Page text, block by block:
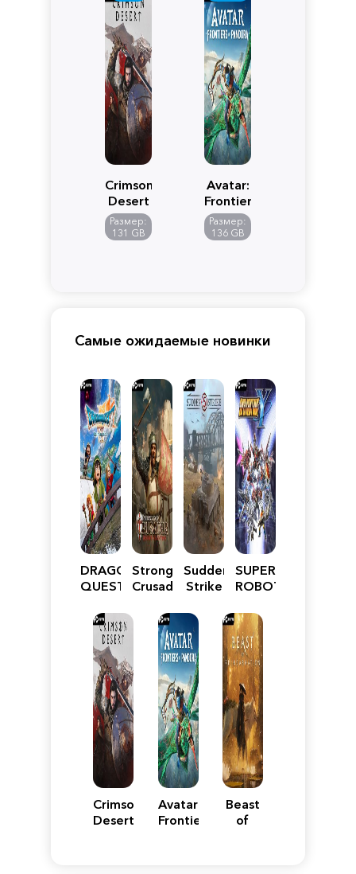
Crimson
Desert
Размер:
131 GB
Avatar:
Frontiers
of
Pandora
Размер:
136 GB
Самые ожидаемые новинки
DRAGON
QUEST
Reimagined
Stronghold
Crusader:
Edition
Sudden
Strike
SUPER
ROBOT
Y
Crimson
Desert
Avatar:
Frontiers
Beast
of